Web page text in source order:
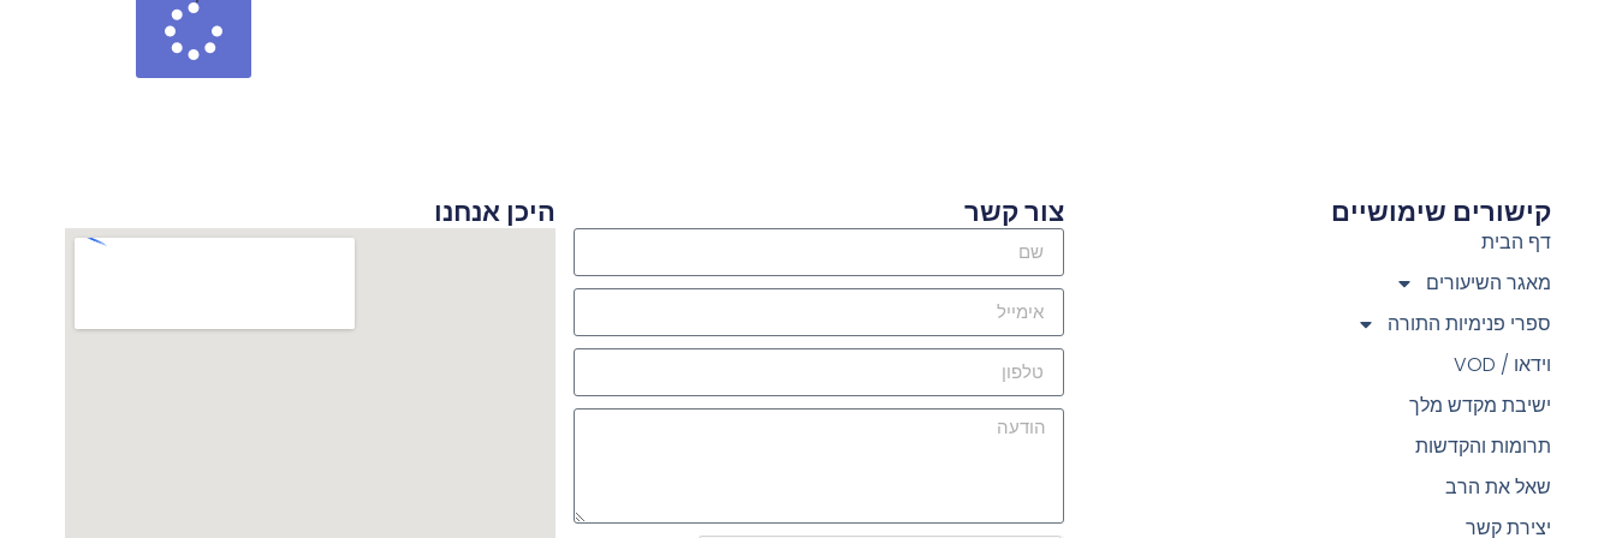
קישורים שימושיים
דף הבית
מאגר השיעורים
ספרי פנימיות התורה
וידאו / VOD
ישיבת מקדש מלך
תרומות והקדשות
שאל את הרב
יצירת קשר
צור קשר היכן אנחנו